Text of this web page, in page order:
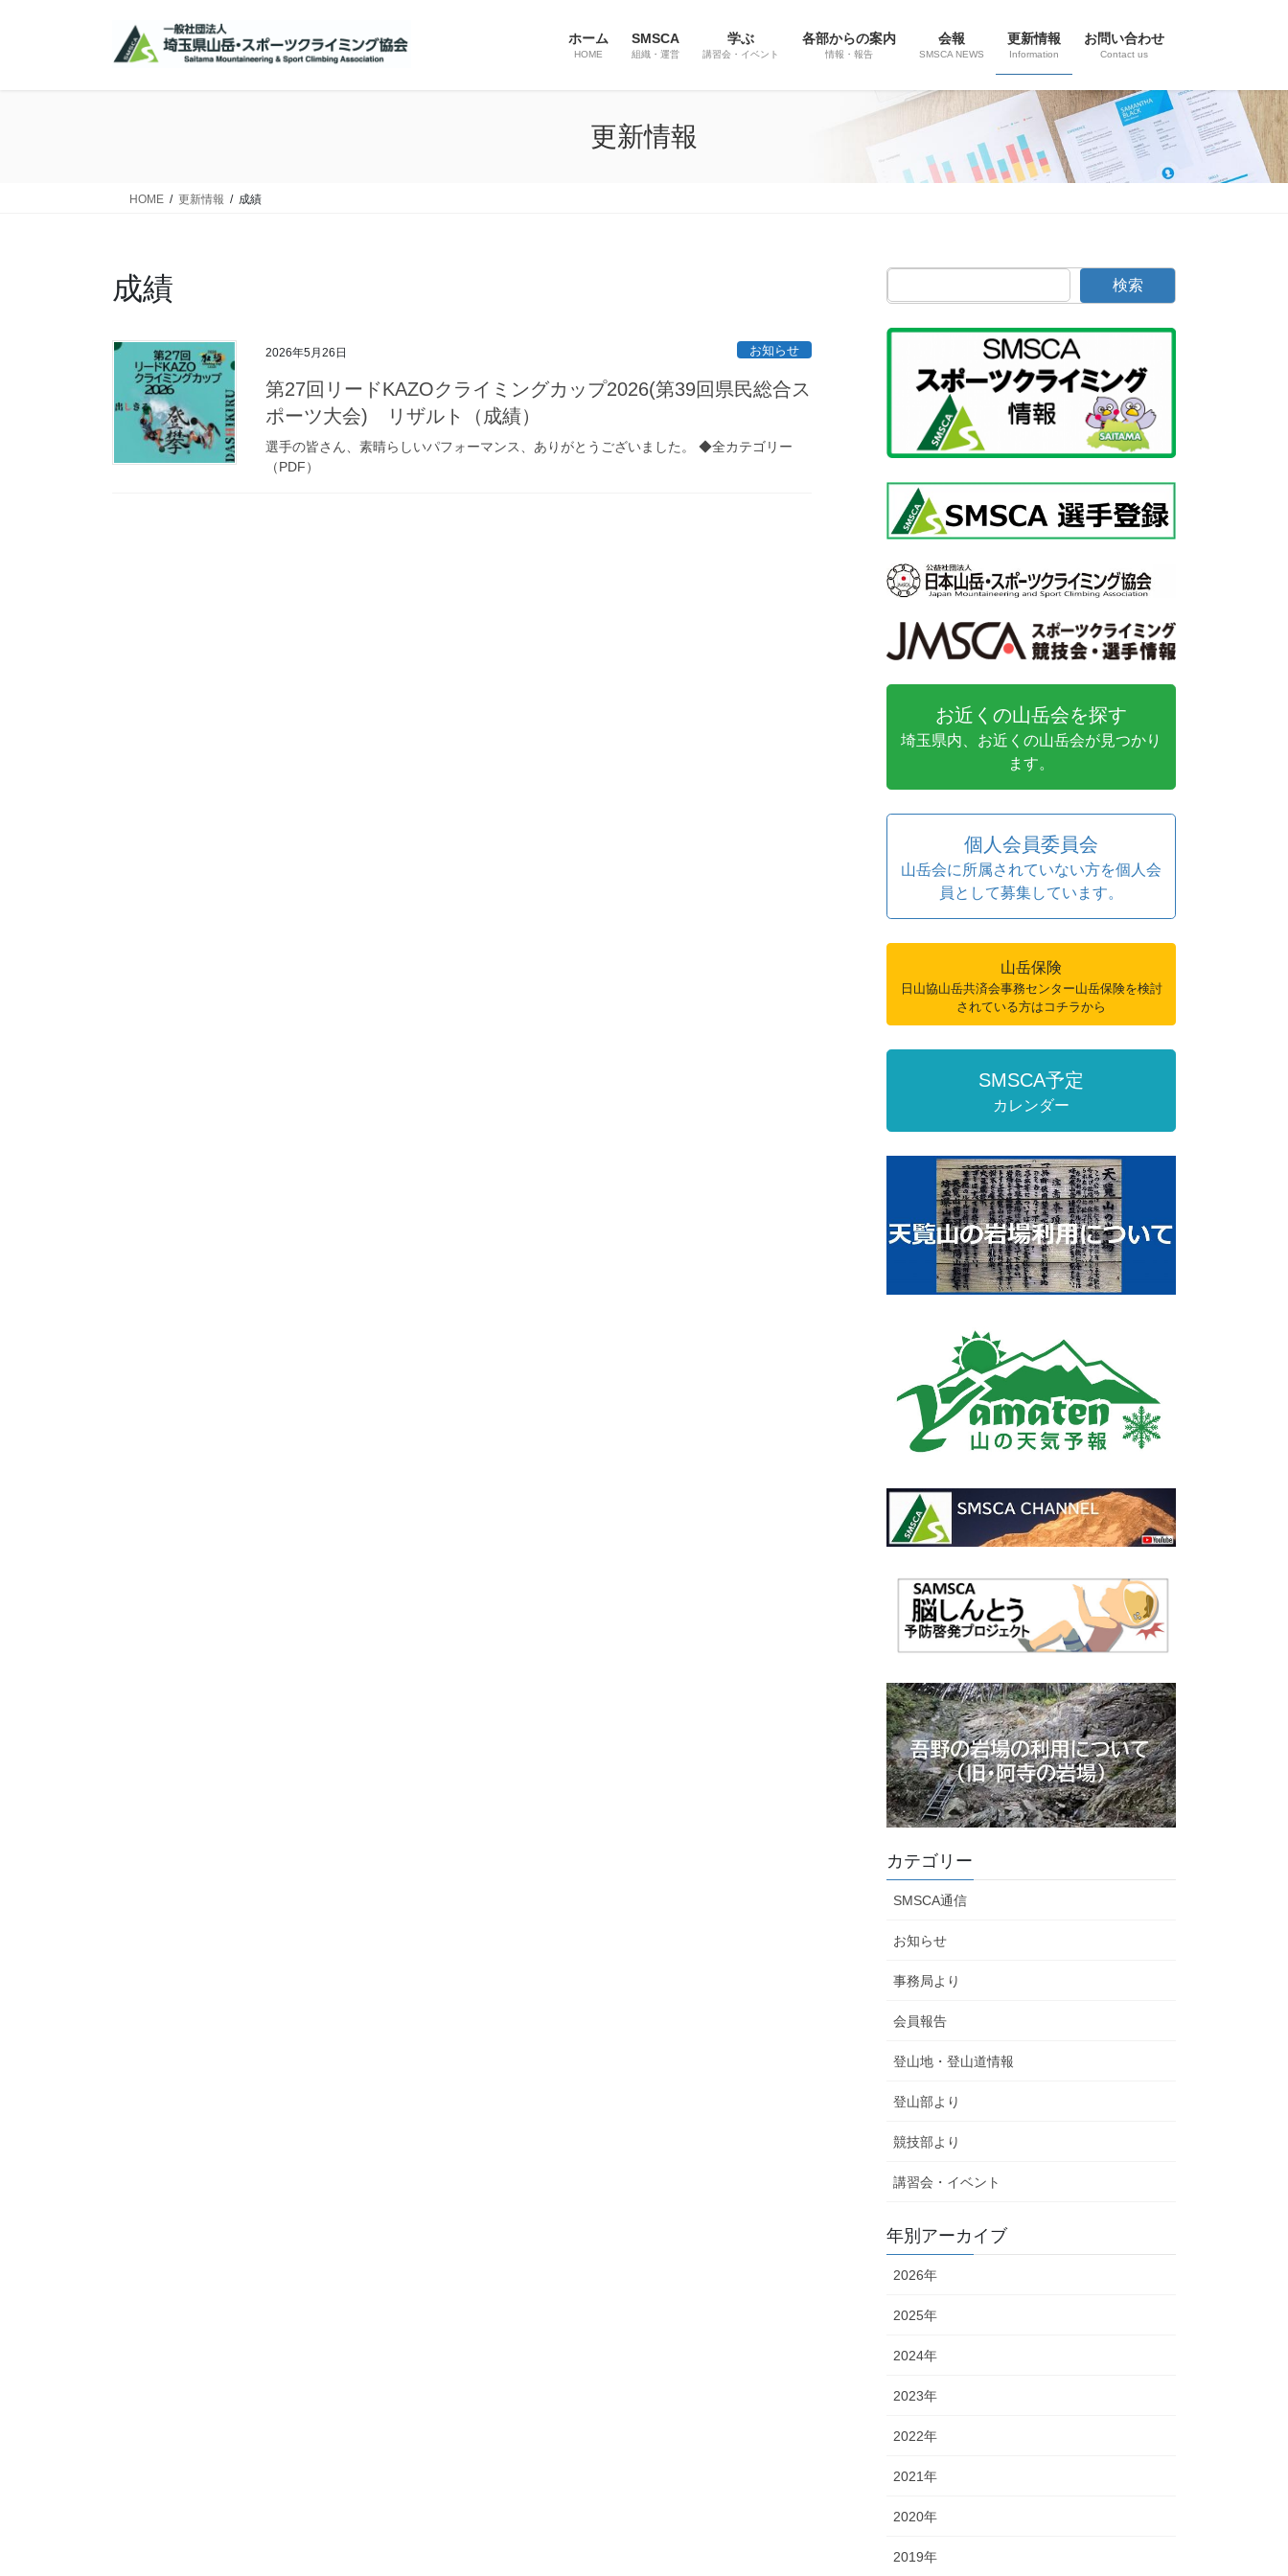
ホーム
HOME
SMSCA
組織・運営
学ぶ
講習会・イベント
各部からの案内
情報・報告
会報
SMSCA NEWS
更新情報
Information
お問い合わせ
Contact us
更新情報
HOME 更新情報 成績
成績
2026年5月26日 お知らせ
第27回リードKAZOクライミングカップ2026(第39回県民総合ス
ポーツ大会) リザルト（成績）
選手の皆さん、素晴らしいパフォーマンス、ありがとうございました。 ◆全カテゴリー
（PDF）
検索
お近くの山岳会を探す
埼玉県内、お近くの山岳会が見つかり
ます。
個人会員委員会
山岳会に所属されていない方を個人会
員として募集しています。
山岳保険
日山協山岳共済会事務センター山岳保険を検討
されている方はコチラから
SMSCA予定
カレンダー
カテゴリー
SMSCA通信
お知らせ
事務局より
会員報告
登山地・登山道情報
登山部より
競技部より
講習会・イベント
年別アーカイブ
2026年
2025年
2024年
2023年
2022年
2021年
2020年
2019年